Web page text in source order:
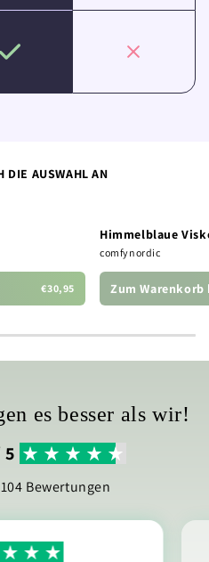
DIE AUSWAHL AN
€30,95
Himmelblaue
comfynordic
Zum
es besser als wir!
5
Bewertungen